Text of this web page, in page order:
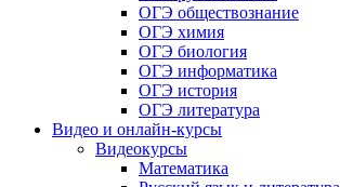
ОГЭ обществознание
ОГЭ химия
ОГЭ биология
ОГЭ информатика
ОГЭ история
ОГЭ литература
Видео и онлайн-курсы
Видеокурсы
Математика